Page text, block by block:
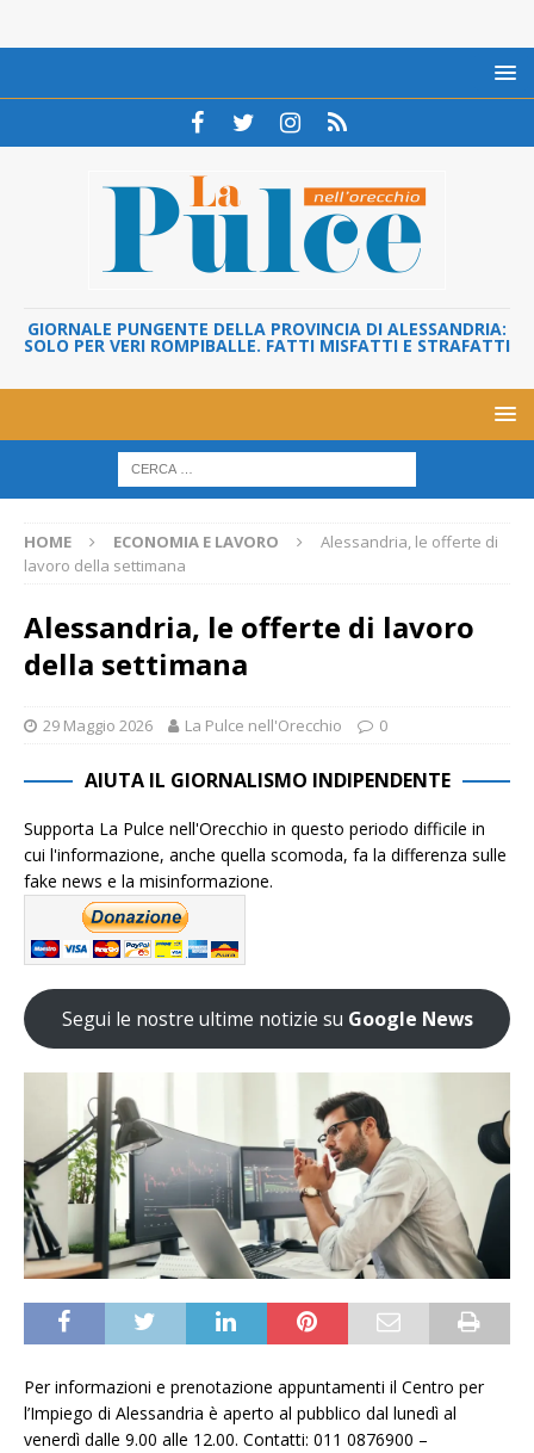
GIORNALE PUNGENTE DELLA PROVINCIA DI ALESSANDRIA:
SOLO PER VERI ROMPIBALLE. FATTI MISFATTI E STRAFATTI
HOME ECONOMIA E LAVORO
Alessandria, le offerte di
lavoro della settimana
Alessandria, le offerte di lavoro
della settimana
29 Maggio 2026 La Pulce nell'Orecchio 0
AIUTA IL GIORNALISMO INDIPENDENTE
Supporta La Pulce nell'Orecchio in questo periodo difficile in
cui l'informazione, anche quella scomoda, fa la differenza sulle
fake news e la misinformazione.
Segui le nostre ultime notizie su Google News
Per informazioni e prenotazione appuntamenti il Centro per
l’Impiego di Alessandria è aperto al pubblico dal lunedì al
venerdì dalle 9.00 alle 12.00. Contatti: 011 0876900 –